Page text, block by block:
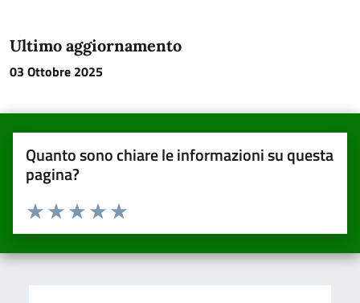
Ultimo aggiornamento
03 Ottobre 2025
Quanto sono chiare le informazioni su questa
pagina?
Valuta da 1 a 5 stelle la pagina
Valuta 5 stelle su 5
Valuta 4 stelle su 5
Valuta 3 stelle su 5
Valuta 2 stelle su 5
Valuta una stella su 5